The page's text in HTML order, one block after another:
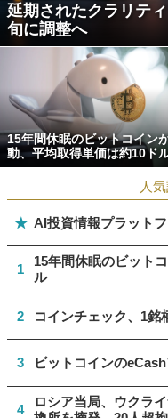
延期されたクラリテ
旬に調整へ
15年間休眠のビットコイン
動、平均取得単価は約10ド
人
★ AI投資情報プラット
1
15年間休眠のビット
ル
2 コインチェック、1銘
3 ビットコインの
4
ロシア当局、ウクラ